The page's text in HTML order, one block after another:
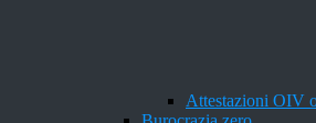
Attestazioni OIV